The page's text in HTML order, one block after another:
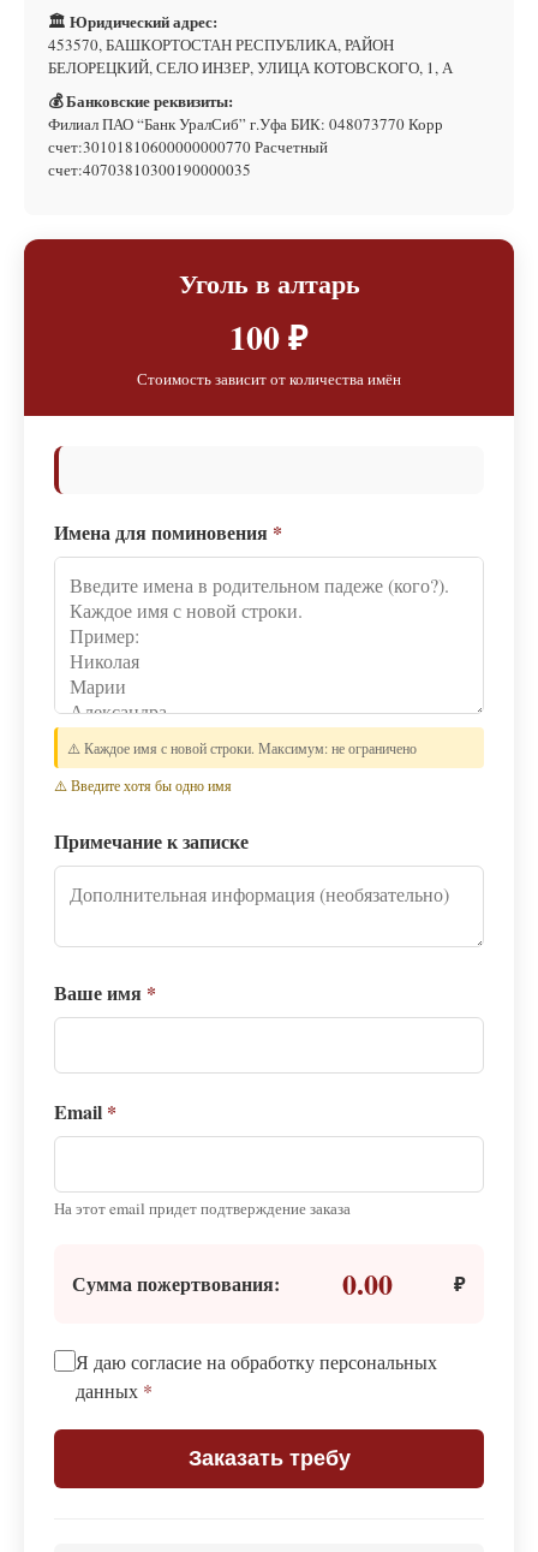
🏛 Юридический адрес:
453570, БАШКОРТОСТАН РЕСПУБЛИКА, РАЙОН
БЕЛОРЕЦКИЙ, СЕЛО ИНЗЕР, УЛИЦА КОТОВСКОГО, 1, А
💰 Банковские реквизиты:
Филиал ПАО “Банк УралСиб” г.Уфа БИК: 048073770 Корр
счет:30101810600000000770 Расчетный
счет:40703810300190000035
Уголь в алтарь
100 ₽
Стоимость зависит от количества имён
Имена для поминовения *
⚠️ Каждое имя с новой строки. Максимум: не ограничено
⚠️ Введите хотя бы одно имя
Примечание к записке
Ваше имя *
Email *
На этот email придет подтверждение заказа
Сумма пожертвования: 0.00 ₽
Я даю согласие на обработку персональных
данных *
Заказать требу